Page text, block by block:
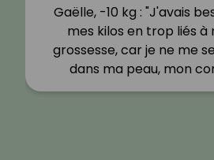
Gaëlle, -10 kg : "J'avais
mes kilos en trop liés à
grossesse, car je ne me
dans ma peau, mon